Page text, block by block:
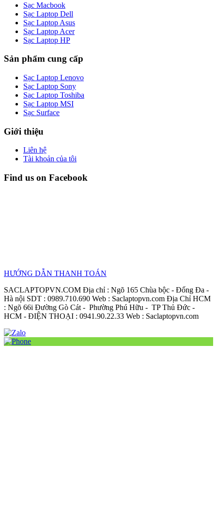
Sạc Macbook
Sạc Laptop Dell
Sạc Laptop Asus
Sạc Laptop Acer
Sạc Laptop HP
Sản phẩm cung cấp
Sạc Laptop Lenovo
Sạc Laptop Sony
Sạc Laptop Toshiba
Sạc Laptop MSI
Sạc Surface
Giới thiệu
Liên hệ
Tài khoản của tôi
Find us on Facebook
HƯỚNG DẪN THANH TOÁN
SACLAPTOPVN.COM Địa chỉ : Ngõ 165 Chùa bộc - Đống Đa -
Hà nội SDT : 0989.710.690 Web : Saclaptopvn.com Địa Chỉ HCM
: Ngõ 66i Đường Gò Cát - Phường Phú Hữu - TP Thủ Đức -
HCM - ĐIỆN THOẠI : 0941.90.22.33 Web : Saclaptopvn.com